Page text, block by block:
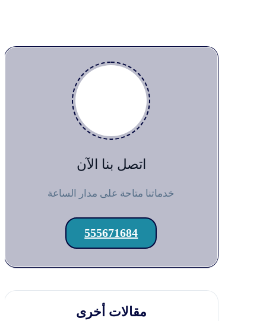
اتصل بنا الآن
خدماتنا متاحة على مدار الساعة
555671684
مقالات أخرى